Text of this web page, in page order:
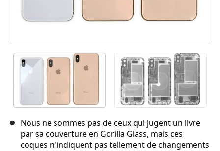
Nous ne sommes pas de ceux qui jugent un livre
par sa couverture en Gorilla Glass, mais ces
coques n'indiquent pas tellement de changements